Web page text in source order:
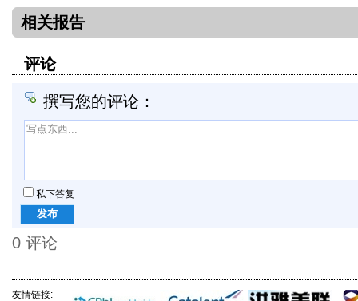
相关报告
评论
撰写您的评论：
私下答复
0 评论
友情链接: